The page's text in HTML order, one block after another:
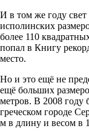
И в том же году
исполинских
более 110
попал в Книгу
место.
Но и это ещё не
ещё больших
метров. В 2008 году
греческом городе
м в длину и весом в